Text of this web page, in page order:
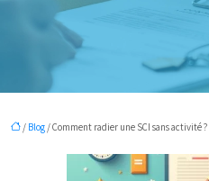
/ Blog / Comment radier une SCI sans activité ?